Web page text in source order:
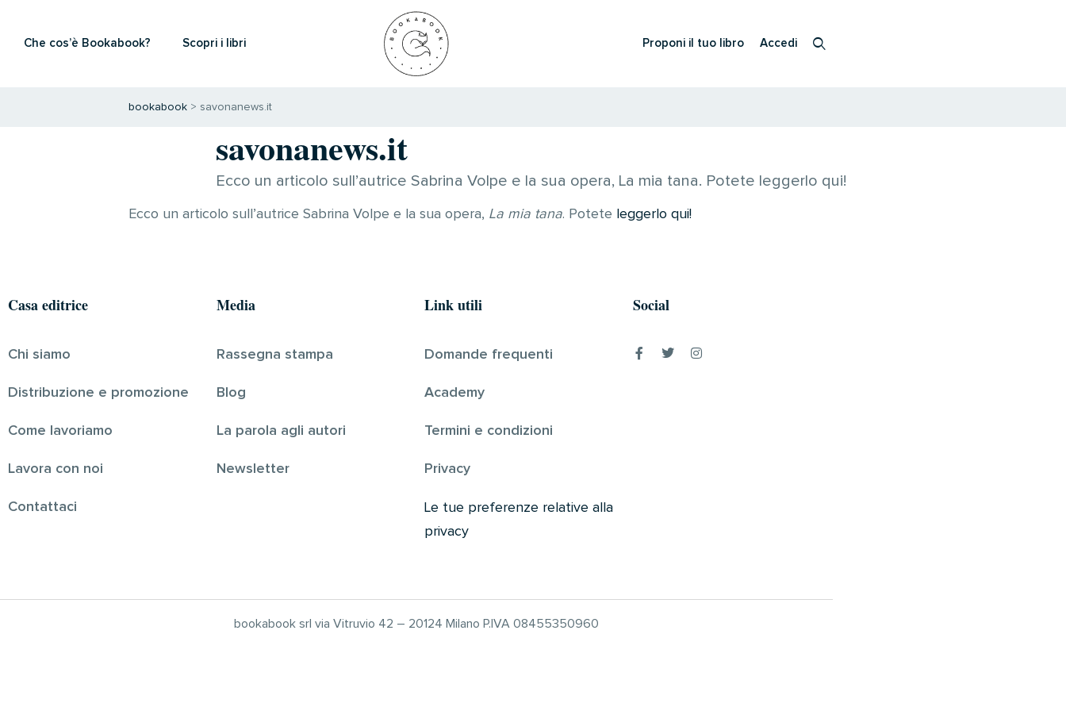
Che cos’è Bookabook? Scopri i libri Proponi il tuo libro Accedi
bookabook > savonanews.it
savonanews.it
Ecco un articolo sull’autrice Sabrina Volpe e la sua opera, La mia tana. Potete leggerlo qui!
Ecco un articolo sull’autrice Sabrina Volpe e la sua opera, La mia tana. Potete leggerlo qui!
Casa editrice
Chi siamo
Distribuzione e promozione
Come lavoriamo
Lavora con noi
Contattaci
Media
Rassegna stampa
Blog
La parola agli autori
Newsletter
Link utili
Domande frequenti
Academy
Termini e condizioni
Privacy
Le tue preferenze relative alla
privacy
Social
bookabook srl via Vitruvio 42 – 20124 Milano P.IVA 08455350960